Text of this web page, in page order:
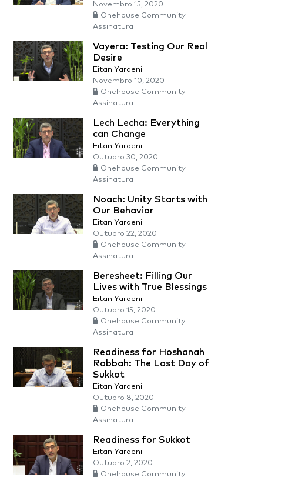
Novembro 15, 2020
Onehouse Community
Assinatura
Vayera: Testing Our Real
Desire
Eitan Yardeni
Novembro 10, 2020
Onehouse Community
Assinatura
Lech Lecha: Everything
can Change
Eitan Yardeni
Outubro 30, 2020
Onehouse Community
Assinatura
Noach: Unity Starts with
Our Behavior
Eitan Yardeni
Outubro 22, 2020
Onehouse Community
Assinatura
Beresheet: Filling Our
Lives with True Blessings
Eitan Yardeni
Outubro 15, 2020
Onehouse Community
Assinatura
Readiness for Hoshanah
Rabbah: The Last Day of
Sukkot
Eitan Yardeni
Outubro 8, 2020
Onehouse Community
Assinatura
Readiness for Sukkot
Eitan Yardeni
Outubro 2, 2020
Onehouse Community